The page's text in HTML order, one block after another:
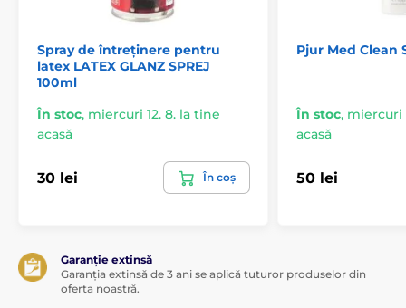
Spray de întreținere pentru
latex LATEX GLANZ SPREJ
100ml
În stoc, miercuri 12. 8. la tine
acasă
30 lei În coș
Pjur Med Clean
În stoc, miercuri
acasă
50 lei
Garanție extinsă
Garanția extinsă de 3 ani se aplică tuturor produselor din
oferta noastră.